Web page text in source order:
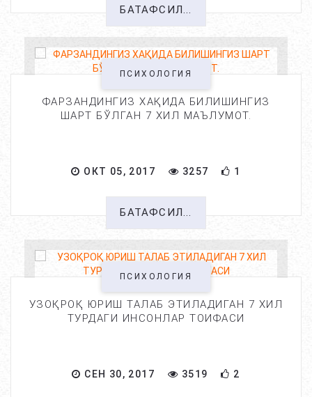
БАТАФСИЛ...
ПСИХОЛОГИЯ
ФАРЗАНДИНГИЗ ХАҚИДА БИЛИШИНГИЗ
ШАРТ БЎЛГАН 7 ХИЛ МАЪЛУМОТ.
ОКТ 05, 2017 3257 1
БАТАФСИЛ...
ПСИХОЛОГИЯ
УЗОҚРОҚ ЮРИШ ТАЛАБ ЭТИЛАДИГАН 7 ХИЛ
ТУРДАГИ ИНСОНЛАР ТОИФАСИ
СЕН 30, 2017 3519 2